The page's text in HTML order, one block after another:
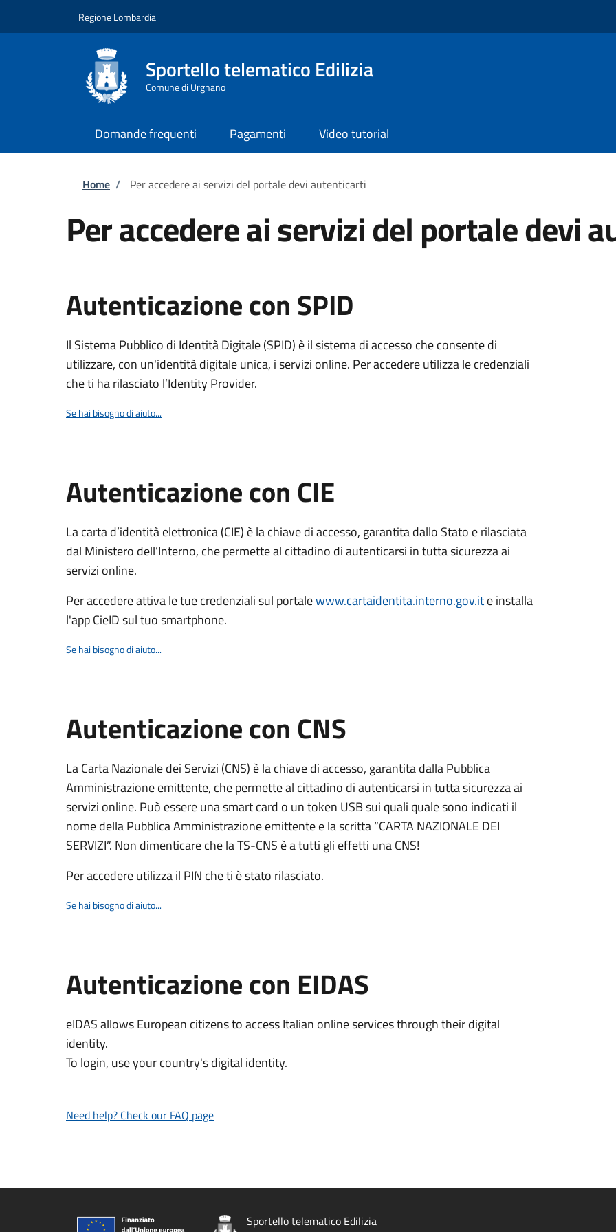
Regione Lombardia
Sportello telematico Edilizia
Comune di Urgnano
Domande frequenti Pagamenti Video tutorial
Briciole di pane
Home / Per accedere ai servizi del portale devi autenticarti
Per accedere ai servizi del portale devi
Autenticazione con SPID
Il Sistema Pubblico di Identità Digitale (SPID) è il sistema di accesso che consente di
utilizzare, con un'identità digitale unica, i servizi online. Per accedere utilizza le credenziali
che ti ha rilasciato l’Identity Provider.
Se hai bisogno di aiuto...
Autenticazione con CIE
La carta d’identità elettronica (CIE) è la chiave di accesso, garantita dallo Stato e rilasciata
dal Ministero dell’Interno, che permette al cittadino di autenticarsi in tutta sicurezza ai
servizi online.
Per accedere attiva le tue credenziali sul portalewww.cartaidentita.interno.gov.ite installa
l'app CieID sul tuo smartphone.
Se hai bisogno di aiuto...
Autenticazione con CNS
La Carta Nazionale dei Servizi (CNS) è la chiave di accesso, garantita dalla Pubblica
Amministrazione emittente, che permette al cittadino di autenticarsi in tutta sicurezza ai
servizi online. Può essere una smart card o un token USB sui quali quale sono indicati il
nome della Pubblica Amministrazione emittente e la scritta “CARTA NAZIONALE DEI
SERVIZI”. Non dimenticare che la TS-CNS è a tutti gli effetti una CNS!
Per accedere utilizza il PIN che ti è stato rilasciato.
Se hai bisogno di aiuto...
Autenticazione con EIDAS
eIDAS allows European citizens to access Italian online services through their digital
identity.
To login, use your country's digital identity.
Need help? Check our FAQ page
Sportello telematico Edilizia